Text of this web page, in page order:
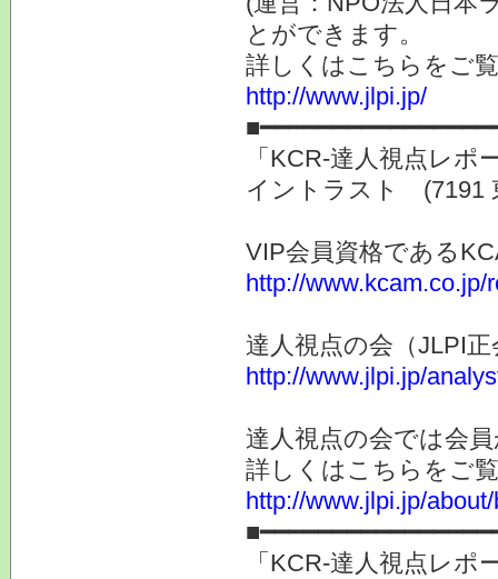
とができます。
詳しくはこちらをご
http://www.jlpi.jp/
「KCR-達人視点レ
イントラスト (7191
VIP会員資格である
http://www.kcam.co.jp/
達人視点の会（JLPI
http://www.jlpi.jp/
達人視点の会では会
詳しくはこちらをご
http://www.jlpi.jp/
「KCR-達人視点レ